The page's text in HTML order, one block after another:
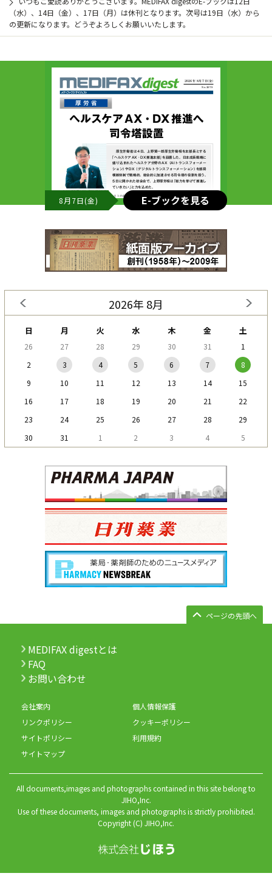
（水）、14日（金）、17日（月）は休刊となります。次号は19日（水）から
の更新になります。どうぞよろしくお願いいたします。
8月7日(金) E-ブックを見る
2026年 8月
日 月 火 水 木 金 土
26 27 28 29 30 31
1
2
3 4 5 6 7
8
9
10 11 12 13 14
15
16
17 18 19 20 21
22
23
24 25 26 27 28
29
30
31 1 2 3 4 5
ページの先頭へ
MEDIFAX digestとは
FAQ
お問い合わせ
会社案内
個人情報保護
リンクポリシー
クッキーポリシー
サイトポリシー
利用規約
サイトマップ
All documents,images and photographs contained in this site belong to
JIHO,Inc.
Use of these documents, images and photographs is strictly prohibited.
Copyright (C) JIHO,Inc.